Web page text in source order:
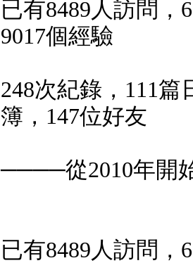
已有8489人訪問，
9017個經驗
248次紀錄， 111篇
簿， 147位好友
────從2010年開
已有8489人訪問，